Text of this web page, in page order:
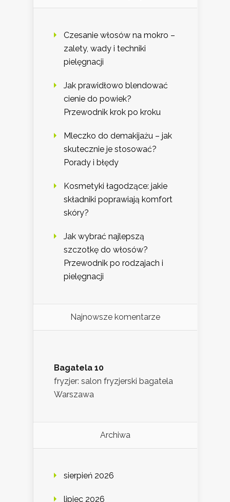
Czesanie włosów na mokro –
zalety, wady i techniki
pielęgnacji
Jak prawidłowo blendować
cienie do powiek?
Przewodnik krok po kroku
Mleczko do demakijażu – jak
skutecznie je stosować?
Porady i błędy
Kosmetyki łagodzące: jakie
składniki poprawiają komfort
skóry?
Jak wybrać najlepszą
szczotkę do włosów?
Przewodnik po rodzajach i
pielęgnacji
Najnowsze komentarze
Bagatela 10
fryzjer: salon fryzjerski bagatela
Warszawa
Archiwa
sierpień 2026
lipiec 2026